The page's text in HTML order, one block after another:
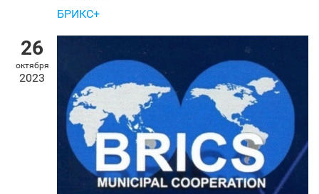
БРИКС+
26
октября
2023